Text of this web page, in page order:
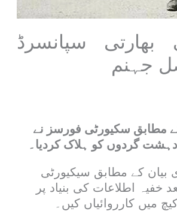
سپانسرڈ
مطابق سکیورٹی فورسز نے
کے مطابق سیکیورٹی
کے بعد خفیہ اطلاعات کی بنیاد پر
میں کارروائیاں کیں۔